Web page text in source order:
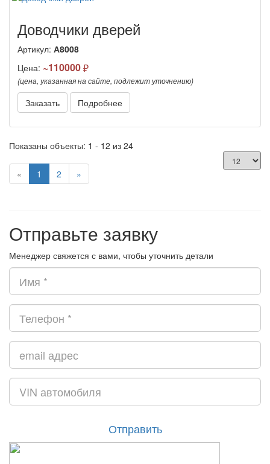
Доводчики дверей
Артикул: А8008
Цена: ~110000
(цена, указанная на сайте, подлежит уточнению)
Заказать Подробнее
Показаны объекты: 1 - 12 из 24
« 1 (current)
2 »
Отправьте заявку
Менеджер свяжется с вами, чтобы уточнить детали
Отправить